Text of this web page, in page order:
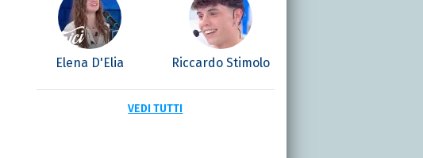
Elena D'Elia Riccardo Stimolo
VEDI TUTTI